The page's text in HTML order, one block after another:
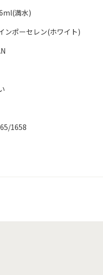
満水)
ンポーセレン(ホワイト)
1658